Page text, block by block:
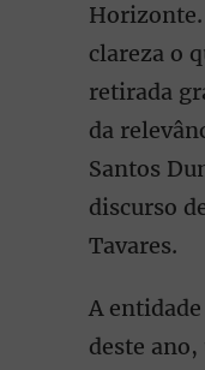
clareza o
retirada
da
Santos
discurso
Tavares.
A
deste